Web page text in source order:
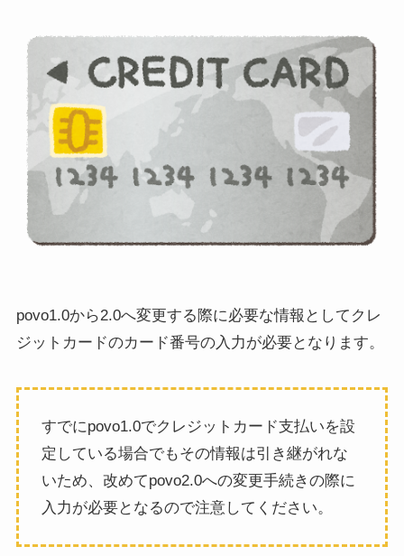
povo1.0から2.0へ変更する際に必要な情報としてクレ
ジットカードのカード番号の入力が必要となります。
すでにpovo1.0でクレジットカード支払いを設
定している場合でもその情報は引き継がれな
いため、改めてpovo2.0への変更手続きの際に
入力が必要となるので注意してください。